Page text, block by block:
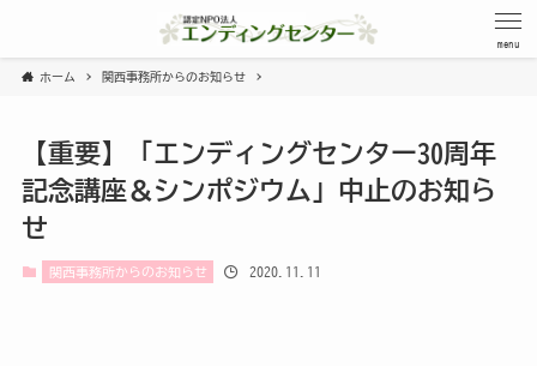
menu
ホーム 関西事務所からのお知らせ
【重要】
「エンディングセンター30周年
記念講座＆シンポジウム」中止のお知ら
せ
関西事務所からのお知らせ 2020.11.11